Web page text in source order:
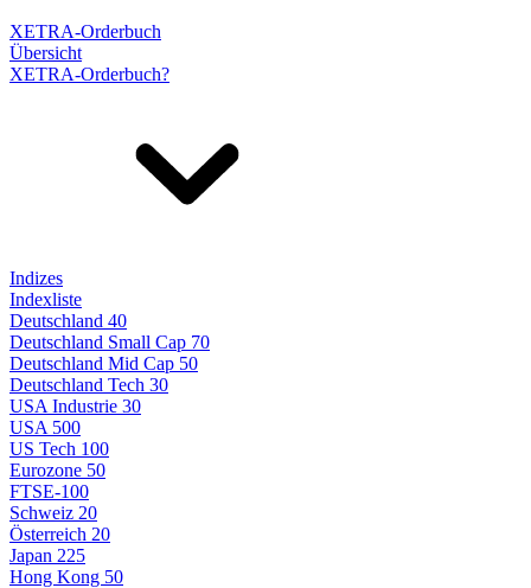
XETRA-Orderbuch
Übersicht
XETRA-Orderbuch?
Indizes
Indexliste
Deutschland 40
Deutschland Small Cap 70
Deutschland Mid Cap 50
Deutschland Tech 30
USA Industrie 30
USA 500
US Tech 100
Eurozone 50
FTSE-100
Schweiz 20
Österreich 20
Japan 225
Hong Kong 50